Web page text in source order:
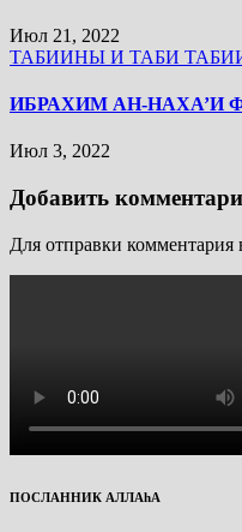
Июл 21, 2022
ТАБИИНЫ И ТАБИ
ИБРАХИМ АН-
Июл 3, 2022
Добавить
Для отправки комментария
ПОСЛАННИК АЛЛАhА